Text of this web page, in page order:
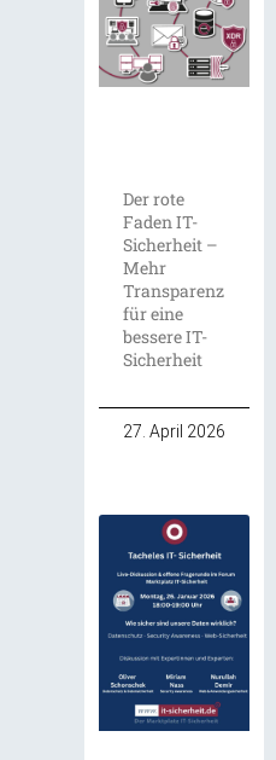
Der rote
Faden IT-
Sicherheit –
Mehr
Transparenz
für eine
bessere IT-
Sicherheit
27. April 2026